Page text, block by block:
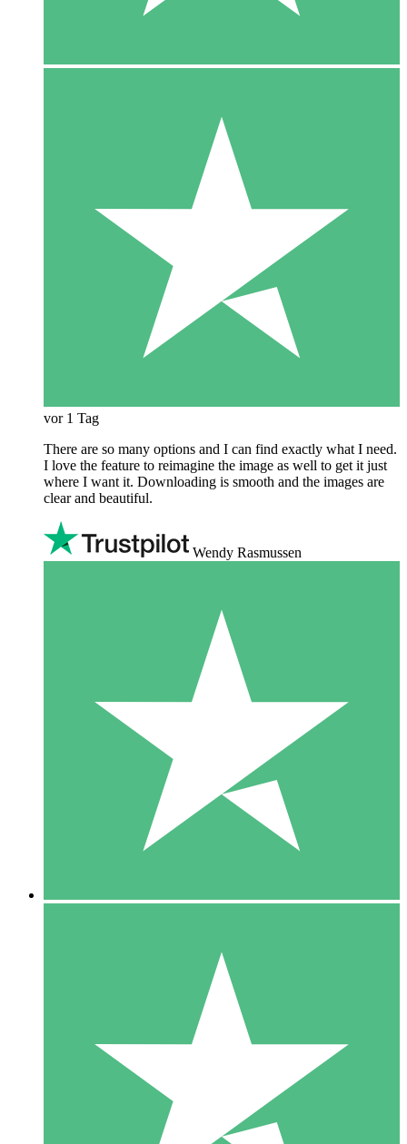
vor 1 Tag
There are so many options and I can find exactly what I need.
I love the feature to reimagine the image as well to get it just
where I want it. Downloading is smooth and the images are
clear and beautiful.
Wendy Rasmussen